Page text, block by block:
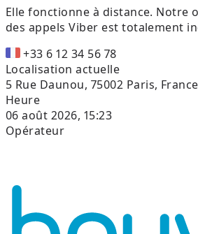
Elle fonctionne à distance. Notre
des appels Viber est totalement
+33 6 12 34 56 78
Localisation actuelle
5 Rue Daunou, 75002 Paris, France
Heure
06 août 2026, 15:23
Opérateur